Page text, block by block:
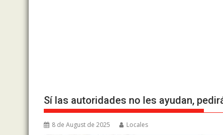
Sí las autoridades no les ayudan,
8 de August de 2025 Locales